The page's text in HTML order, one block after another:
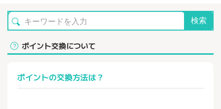
検索
ポイント交換について
ポイントの交換方法は？